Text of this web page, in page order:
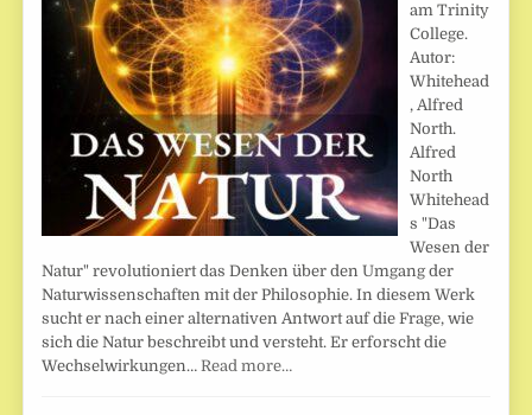
am Trinity
College.
Autor:
Whitehead
, Alfred
North.
Alfred
North
Whitehead
s "Das
Wesen der
Natur" revolutioniert das Denken über den Umgang der
Naturwissenschaften mit der Philosophie. In diesem Werk
sucht er nach einer alternativen Antwort auf die Frage, wie
sich die Natur beschreibt und versteht. Er erforscht die
Wechselwirkungen…Read more…